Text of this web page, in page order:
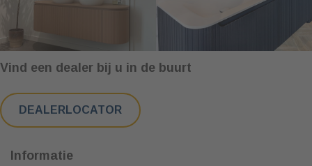
Vind een dealer bij u in de buurt
DEALERLOCATOR
Informatie